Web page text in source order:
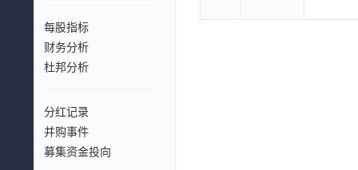
每股指标
财务分析
杜邦分析
分红记录
并购事件
募集资金投向